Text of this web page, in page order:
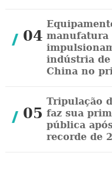
04 manufatura
indústria de
China no
05
Tripulação
faz sua
pública
recorde de